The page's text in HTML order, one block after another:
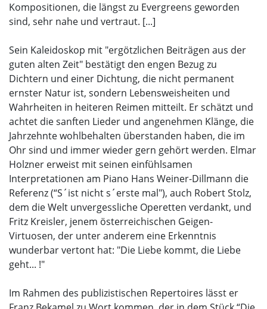
Kompositionen, die längst zu Evergreens geworden
sind, sehr nahe und vertraut. [...]
Sein Kaleidoskop mit "ergötzlichen Beiträgen aus der
guten alten Zeit" bestätigt den engen Bezug zu
Dichtern und einer Dichtung, die nicht permanent
ernster Natur ist, sondern Lebensweisheiten und
Wahrheiten in heiteren Reimen mitteilt. Er schätzt und
achtet die sanften Lieder und angenehmen Klänge, die
Jahrzehnte wohlbehalten überstanden haben, die im
Ohr sind und immer wieder gern gehört werden. Elmar
Holzner erweist mit seinen einfühlsamen
Interpretationen am Piano Hans Weiner-Dillmann die
Referenz (“S´ist nicht s´erste mal"), auch Robert Stolz,
dem die Welt unvergessliche Operetten verdankt, und
Fritz Kreisler, jenem österreichischen Geigen-
Virtuosen, der unter anderem eine Erkenntnis
wunderbar vertont hat: "Die Liebe kommt, die Liebe
geht... !"
Im Rahmen des publizistischen Repertoires lässt er